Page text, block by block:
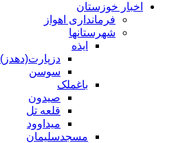
اخبار خوزستان
فرمانداری اهواز
شهرستانها
ایذه
دزپارت(دهدز)
سوسن
باغملک
صیدون
قلعه تل
میداوود
مسجدسلیمان